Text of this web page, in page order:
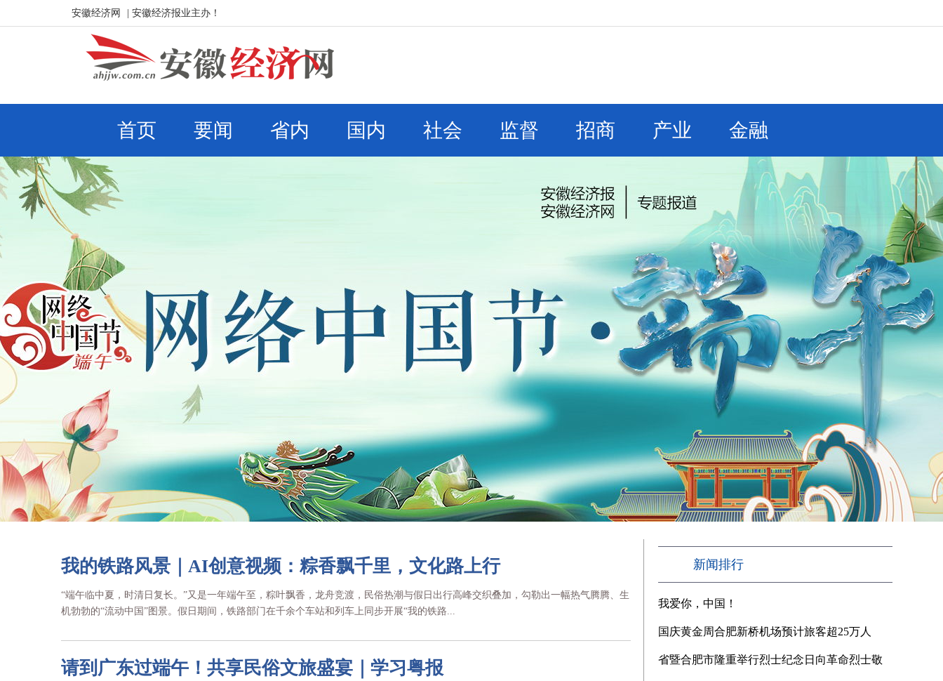
安徽经济网 | 安徽经济报业主办！
首页 要闻 省内 国内 社会 监督 招商 产业 金融
我的铁路风景｜AI创意视频：粽香飘千里，文化路上行
“端午临中夏，时清日复长。”又是一年端午至，粽叶飘香，龙舟竞渡，民俗热潮与假日出行高峰交织叠加，勾勒出一幅热气腾腾、生
机勃勃的“流动中国”图景。假日期间，铁路部门在千余个车站和列车上同步开展“我的铁路...
请到广东过端午！共享民俗文旅盛宴｜学习粤报
新闻排行
我爱你，中国！
国庆黄金周合肥新桥机场预计旅客超25万人
省暨合肥市隆重举行烈士纪念日向革命烈士敬